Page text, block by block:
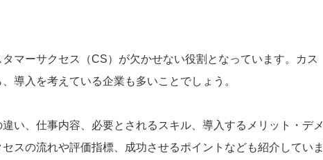
マーサクセス（CS）が欠かせない役割となっています。カス
導入を考えている企業も多いことでしょう。
い、仕事内容、必要とされるスキル、導入するメリット・デメ
スの流れや評価指標、成功させるポイントなども紹介していま